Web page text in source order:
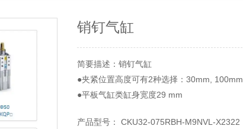
销钉气缸
简要描述：销钉气缸
●夹紧位置高度可有2种选择：30mm, 100mm
●平板气缸类缸身宽度29 mm
●平板气缸型带小型磁性开关
产品型号： CKU32-075RBH-M9NVL-X2322